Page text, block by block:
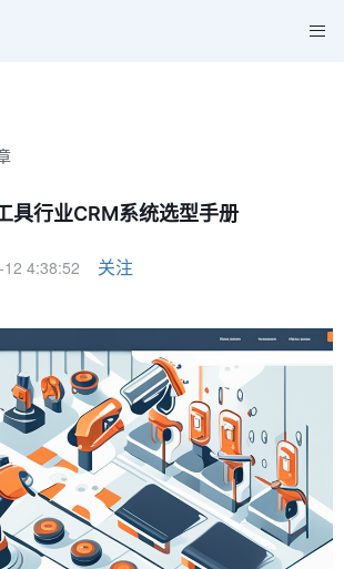
具行业CRM系统选型手册
4:38:52 关注